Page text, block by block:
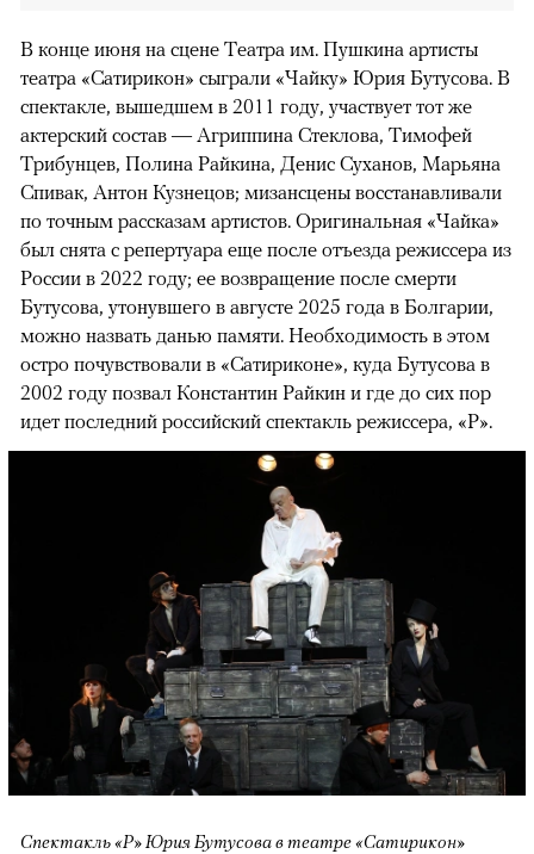
В конце июня на сцене Театра им. Пушкина артисты
театра «Сатирикон» сыграли «Чайку» Юрия Бутусова. В
спектакле, вышедшем в 2011 году, участвует тот же
актерский состав — Агриппина Стеклова, Тимофей
Трибунцев, Полина Райкина, Денис Суханов, Марьяна
Спивак, Антон Кузнецов; мизансцены восстанавливали
по точным рассказам артистов. Оригинальная «Чайка»
был снята с репертуара еще после отъезда режиссера из
России в 2022 году; ее возвращение после смерти
Бутусова, утонувшего в августе 2025 года в Болгарии,
можно назвать данью памяти. Необходимость в этом
остро почувствовали в «Сатириконе», куда Бутусова в
2002 году позвал Константин Райкин и где до сих пор
идет последний российский спектакль режиссера, «Р».
Спектакль «Р» Юрия Бутусова в театре «Сатирикон»